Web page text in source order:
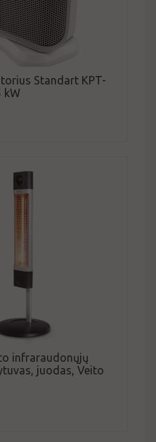
Standart KPT-
kW
infraraudonųjų
juodas, Veito